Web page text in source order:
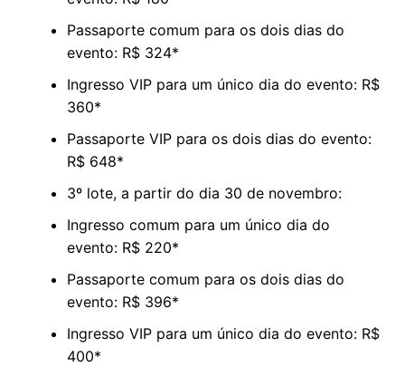
Passaporte comum para os dois dias do
evento: R$ 324*
Ingresso VIP para um único dia do evento: R$
360*
Passaporte VIP para os dois dias do evento:
R$ 648*
3º lote, a partir do dia 30 de novembro:
Ingresso comum para um único dia do
evento: R$ 220*
Passaporte comum para os dois dias do
evento: R$ 396*
Ingresso VIP para um único dia do evento: R$
400*